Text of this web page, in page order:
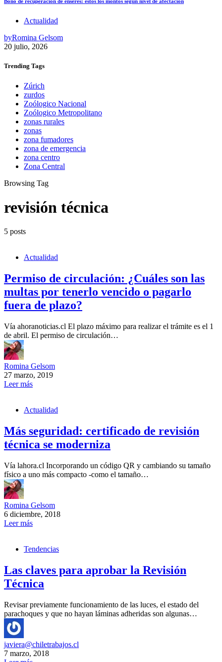
Actualidad
byRomina Gelsom
20 julio, 2026
Trending Tags
Zúrich
zurdos
Zoólogico Nacional
Zoólogico Metropolitano
zonas rurales
zonas
zona fumadores
zona de emergencia
zona centro
Zona Central
Browsing Tag
revisión técnica
5 posts
Actualidad
Permiso de circulación: ¿Cuáles son las
multas por tenerlo vencido o pagarlo
fuera de plazo?
Vía ahoranoticias.cl El plazo máximo para realizar el trámite es el 1
de abril. El permiso de circulación…
Romina Gelsom
27 marzo, 2019
Leer más
Actualidad
Más seguridad: certificado de revisión
técnica se moderniza
Vía lahora.cl Incorporando un código QR y cambiando su tamaño
físico a uno más compacto -como el tamaño…
Romina Gelsom
6 diciembre, 2018
Leer más
Tendencias
Las claves para aprobar la Revisión
Técnica
Revisar previamente funcionamiento de las luces, el estado del
parachoques y que no hayan láminas adheridas son algunas…
javiera@chiletrabajos.cl
7 marzo, 2018